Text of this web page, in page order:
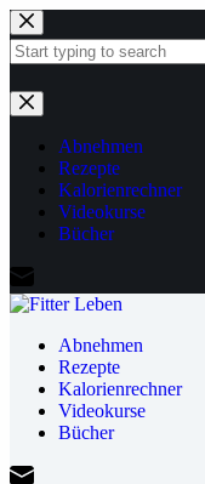
Zum
Inhalt
springen
Keine
Ergebnisse
Abnehmen
Rezepte
Kalorienrechner
Videokurse
Bücher
Abnehmen
Rezepte
Kalorienrechner
Videokurse
Bücher